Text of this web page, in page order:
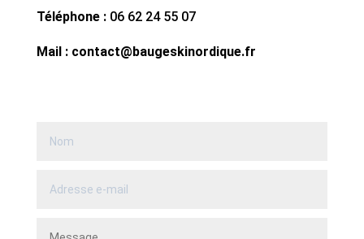
Téléphone :06 62 24 55 07
Mail : contact@baugeskinordique.fr